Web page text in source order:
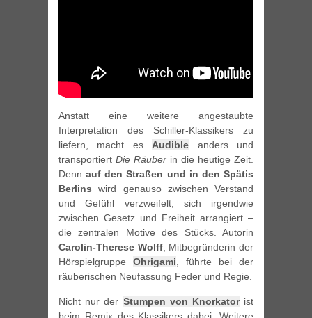
Anstatt eine weitere angestaubte
Interpretation des Schiller-Klassikers zu
liefern, macht esAudible anders und
transportiert Die Räuber in die heutige Zeit.
Dennauf den Straßen und in den Spätis
Berlins wird genauso zwischen Verstand
und Gefühl verzweifelt, sich irgendwie
zwischen Gesetz und Freiheit arrangiert –
die zentralen Motive des Stücks. Autorin
Carolin-Therese Wolff, Mitbegründerin der
Hörspielgruppe Ohrigami, führte bei der
räuberischen Neufassung Feder und Regie.
Nicht nur der Stumpen von Knorkatorist